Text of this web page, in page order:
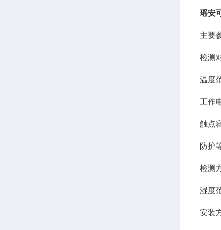
瑶安
主要
检测
温度
工作
触点
防护
检测
湿度
安装